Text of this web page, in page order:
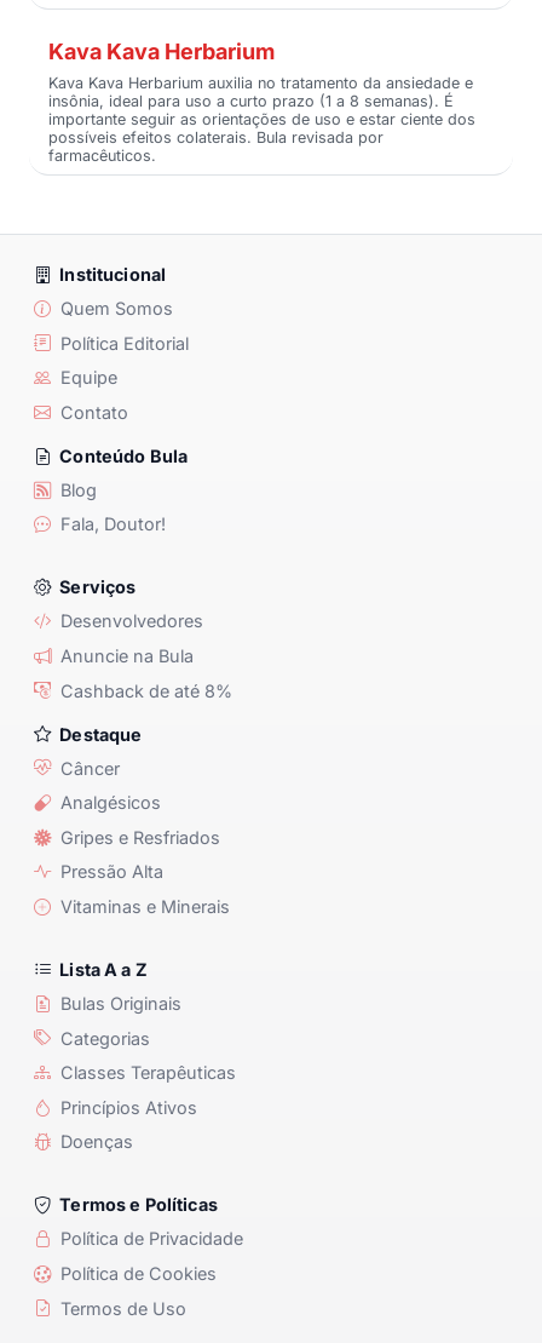
Kava Kava Herbarium
Kava Kava Herbarium auxilia no tratamento da ansiedade e
insônia, ideal para uso a curto prazo (1 a 8 semanas). É
importante seguir as orientações de uso e estar ciente dos
possíveis efeitos colaterais. Bula revisada por
farmacêuticos.
Institucional
Quem Somos
Política Editorial
Equipe
Contato
Conteúdo Bula
Blog
Fala, Doutor!
Serviços
Desenvolvedores
Anuncie na Bula
Cashback de até 8%
Destaque
Câncer
Analgésicos
Gripes e Resfriados
Pressão Alta
Vitaminas e Minerais
Lista A a Z
Bulas Originais
Categorias
Classes Terapêuticas
Princípios Ativos
Doenças
Termos e Políticas
Política de Privacidade
Política de Cookies
Termos de Uso